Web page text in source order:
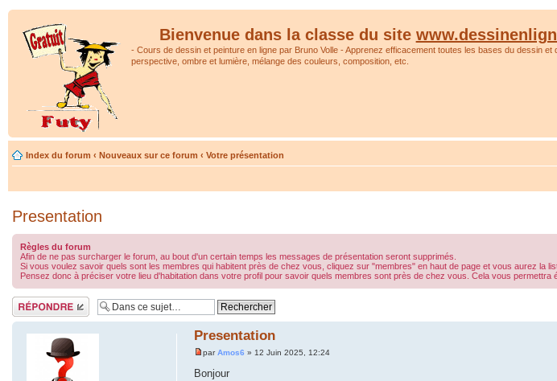
Bienvenue dans la classe du site
- Cours de dessin et peinture en ligne par Bruno Volle - Apprenez efficacement toutes les bases du dessin et
perspective, ombre et lumière, mélange des couleurs, composition, etc.
Index du forum ‹ Nouveaux sur ce forum ‹ Votre présentation
Presentation
Règles du forum
Afin de ne pas surcharger le forum, au bout d'un certain temps les messages de présentation seront supprimés.
Si vous voulez savoir quels sont les membres qui habitent près de chez vous, cliquez sur "membres" en haut de page et vous aurez la
Pensez donc à préciser votre lieu d'habitation dans votre profil pour savoir quels membres sont près de chez vous. Cela vous permettra
Répondre
Presentation
parAmos6 » 12 Juin 2025, 12:24
Bonjour